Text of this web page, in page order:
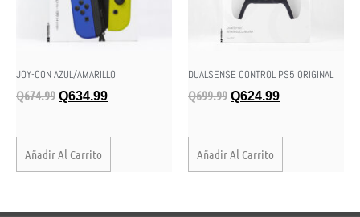
JOY-CON AZUL/AMARILLO
Q674.99 Q634.99
Añadir Al Carrito
DUALSENSE CONTROL PS5 ORIGINAL
Q699.99 Q624.99
Añadir Al Carrito